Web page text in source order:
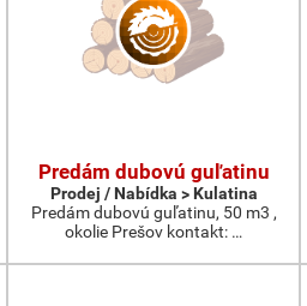
Predám dubovú guľatinu
Prodej / Nabídka > Kulatina
Predám dubovú guľatinu, 50 m3 ,
okolie Prešov kontakt: …